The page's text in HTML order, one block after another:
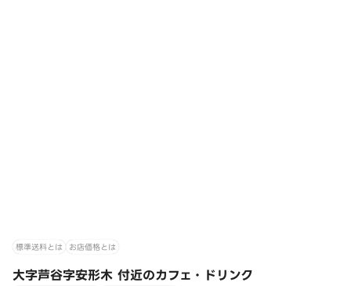
標準送料とは お店価格とは
大字芦谷字安形木 付近のカフェ・ドリンク